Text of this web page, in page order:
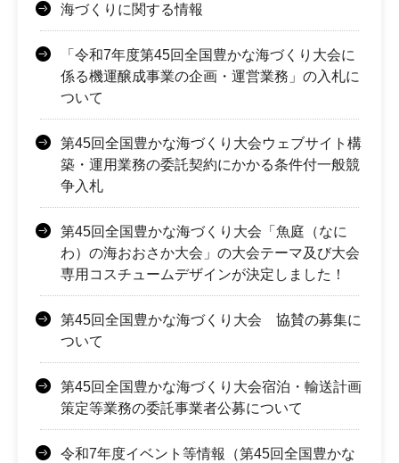
海づくりに関する情報
「令和7年度第45回全国豊かな海づくり大会に
係る機運醸成事業の企画・運営業務」の入札に
ついて
第45回全国豊かな海づくり大会ウェブサイト構
築・運用業務の委託契約にかかる条件付一般競
争入札
第45回全国豊かな海づくり大会「魚庭（なに
わ）の海おおさか大会」の大会テーマ及び大会
専用コスチュームデザインが決定しました！
第45回全国豊かな海づくり大会 協賛の募集に
ついて
第45回全国豊かな海づくり大会宿泊・輸送計画
策定等業務の委託事業者公募について
令和7年度イベント等情報（第45回全国豊かな